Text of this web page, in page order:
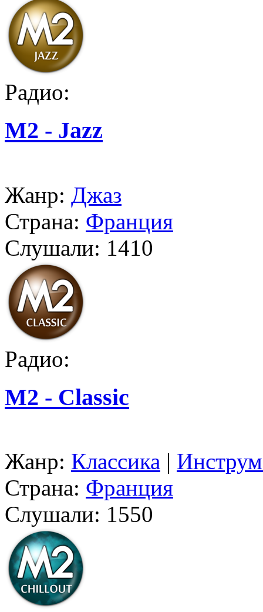
Радио:
M2 - Jazz
Жанр: Джаз
Страна: Франция
Слушали: 1410
Радио:
M2 - Classic
Жанр: Классика |
Страна: Франция
Слушали: 1550